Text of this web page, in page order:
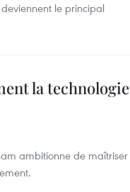
le principal
la technologie
ambitionne de maîtriser